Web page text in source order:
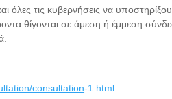
τις κυβερνήσεις να
θίγονται σε άμεση ή έμμεση
consultation-1.html